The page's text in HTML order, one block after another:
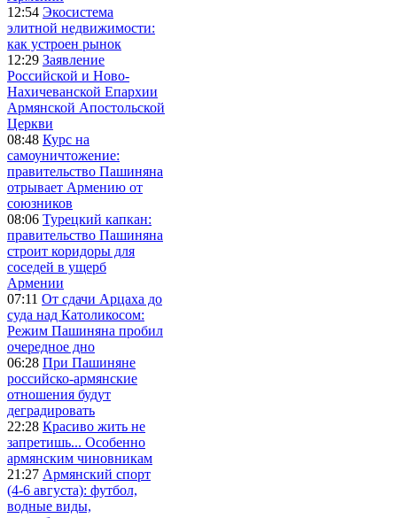
12:54 Экосистема
элитной недвижимости:
как устроен рынок
12:29 Заявление
Российской и Ново-
Нахичеванской Епархии
Армянской Апостольской
Церкви
08:48 Курс на
самоуничтожение:
правительство Пашиняна
отрывает Армению от
союзников
08:06 Турецкий капкан:
правительство Пашиняна
строит коридоры для
соседей в ущерб
Армении
07:11 От сдачи Арцаха до
суда над Католикосом:
Режим Пашиняна пробил
очередное дно
06:28 При Пашиняне
российско-армянские
отношения будут
деградировать
22:28 Красиво жить не
запретишь... Особенно
армянским чиновникам
21:27 Армянский спорт
(4-6 августа): футбол,
водные виды,